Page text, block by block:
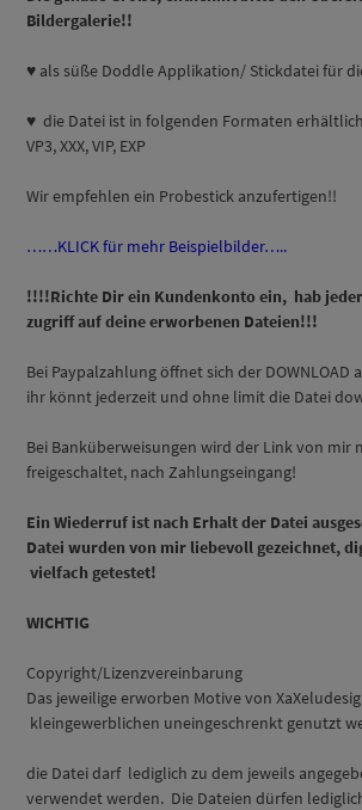
Bildergalerie!!
♥ als süße Doddle Applikation/ Stickdatei für
♥ die Datei ist in folgenden Formaten erhältlich:
VP3, XXX, VIP, EXP
Wir empfehlen ein Probestick anzufertigen!!
……KLICK für mehr Beispielbilder…..
!!!!Richte Dir ein Kundenkonto ein, hab
zugriff auf deine erworbenen Dateien!!!
Bei Paypalzahlung öffnet sich der DOWNLOAD
ihr könnt jederzeit und ohne limit die Datei
Bei Banküberweisungen wird der Link von mir
freigeschaltet, nach Zahlungseingang!
Ein Wiederruf ist nach Erhalt der Datei
Datei wurden von mir liebevoll gezeichnet,
vielfach getestet!
WICHTIG
Copyright/Lizenzvereinbarung
Das jeweilige erworben Motive von
kleingewerblichen uneingeschrenkt genutzt
die Datei darf lediglich zu dem jeweils
verwendet werden. Die Dateien dürfen